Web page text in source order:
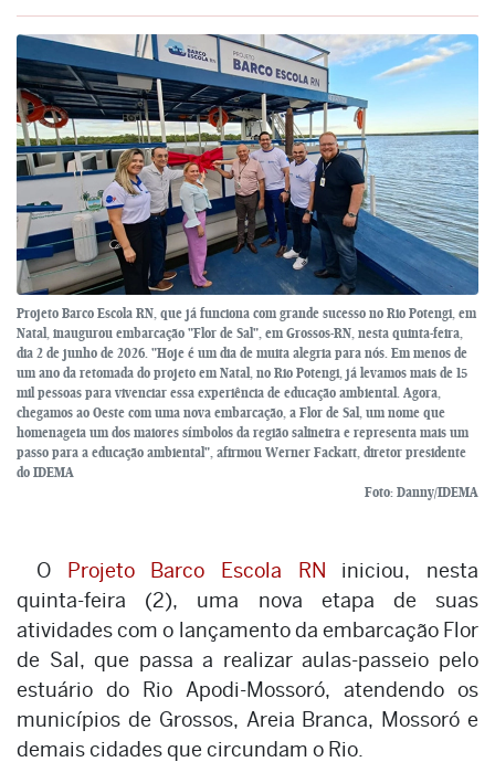
Projeto Barco Escola RN, que já funciona com grande sucesso no Rio Potengi, em
Natal, inaugurou embarcação "Flor de Sal", em Grossos-RN, nesta quinta-feira,
dia 2 de junho de 2026. "Hoje é um dia de muita alegria para nós. Em menos de
um ano da retomada do projeto em Natal, no Rio Potengi, já levamos mais de 15
mil pessoas para vivenciar essa experiência de educação ambiental. Agora,
chegamos ao Oeste com uma nova embarcação, a Flor de Sal, um nome que
homenageia um dos maiores símbolos da região salineira e representa mais um
passo para a educação ambiental", afirmou Werner Fackatt, diretor presidente
do IDEMA
Foto: Danny/IDEMA
O Projeto Barco Escola RN iniciou, nesta
quinta-feira (2), uma nova etapa de suas
atividades com o lançamento da embarcação Flor
de Sal, que passa a realizar aulas-passeio pelo
estuário do Rio Apodi-Mossoró, atendendo os
municípios de Grossos, Areia Branca, Mossoró e
demais cidades que circundam o Rio.